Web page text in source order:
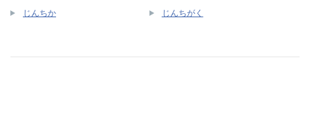
じんちか じんちがく